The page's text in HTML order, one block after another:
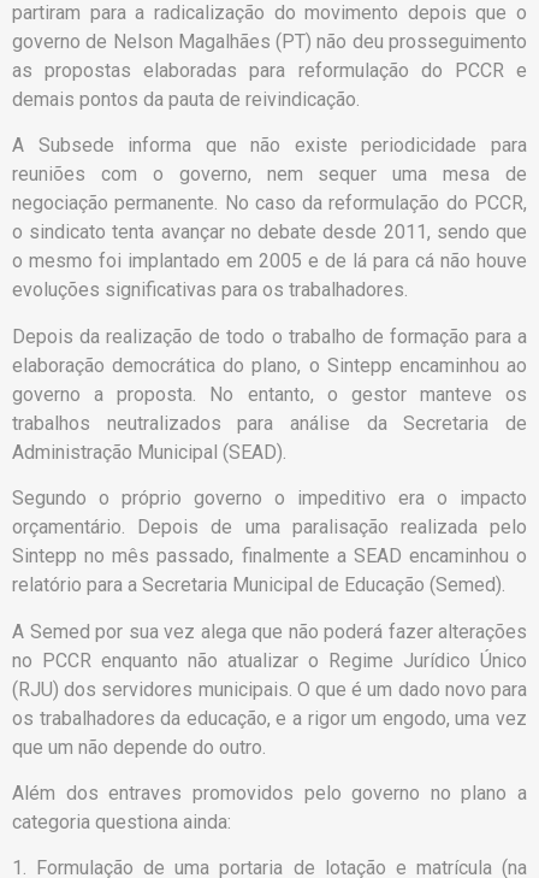
partiram para a radicalização do movimento depois que o
governo de Nelson Magalhães (PT) não deu prosseguimento
as propostas elaboradas para reformulação do PCCR e
demais pontos da pauta de reivindicação.
A Subsede informa que não existe periodicidade para
reuniões com o governo, nem sequer uma mesa de
negociação permanente. No caso da reformulação do PCCR,
o sindicato tenta avançar no debate desde 2011, sendo que
o mesmo foi implantado em 2005 e de lá para cá não houve
evoluções significativas para os trabalhadores.
Depois da realização de todo o trabalho de formação para a
elaboração democrática do plano, o Sintepp encaminhou ao
governo a proposta. No entanto, o gestor manteve os
trabalhos neutralizados para análise da Secretaria de
Administração Municipal (SEAD).
Segundo o próprio governo o impeditivo era o impacto
orçamentário. Depois de uma paralisação realizada pelo
Sintepp no mês passado, finalmente a SEAD encaminhou o
relatório para a Secretaria Municipal de Educação (Semed).
A Semed por sua vez alega que não poderá fazer alterações
no PCCR enquanto não atualizar o Regime Jurídico Único
(RJU) dos servidores municipais. O que é um dado novo para
os trabalhadores da educação, e a rigor um engodo, uma vez
que um não depende do outro.
Além dos entraves promovidos pelo governo no plano a
categoria questiona ainda:
1. Formulação de uma portaria de lotação e matrícula (na